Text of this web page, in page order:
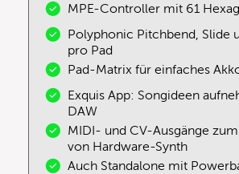
MPE-Controller mit 61
Polyphonic Pitchbend, Slide
pro Pad
Pad-Matrix für einfaches
Exquis App: Songideen
DAW
MIDI- und CV-Ausgänge
von Hardware-Synth
Auch Standalone mit